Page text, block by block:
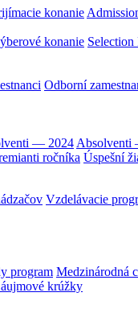
konanie
konanie Selection
Odborní
— 2024 Absolventi
ročníka Úspešní
Vzdelávacie
program Medzinárodná
krúžky